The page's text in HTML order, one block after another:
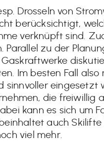
Drosseln von
berücksichtigt,
verknüpft sind.
Parallel zu der
Im besten Fall also
sinnvoller eingesetzt
die freiwillig
kann es sich um
auch Skilifte
viel mehr.